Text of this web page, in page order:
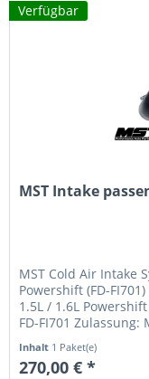
Verfügbar
MST Intake
MST Cold Air Intake
Powershift (FD-
1.5L / 1.6L
FD-FI701
Inhalt 1 Paket(e)
270,00 € *